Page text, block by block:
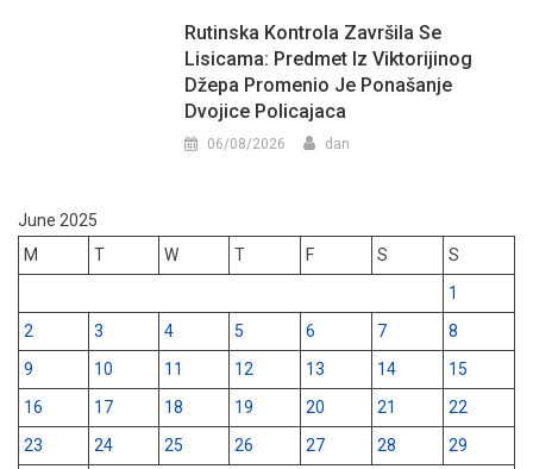
Rutinska Kontrola Završila Se
Lisicama: Predmet Iz Viktorijinog
Džepa Promenio Je Ponašanje
Dvojice Policajaca
06/08/2026 dan
June 2025
M
T W T F S
S
1
2
3 4 5 6 7
8
9
10 11 12 13 14
15
16
17 18 19 20 21
22
23
24 25 26 27 28
29